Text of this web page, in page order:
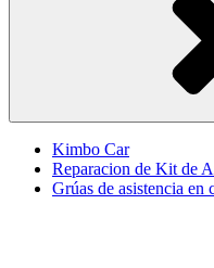
Kimbo Car
Reparacion de Kit de
Grúas de asistencia en